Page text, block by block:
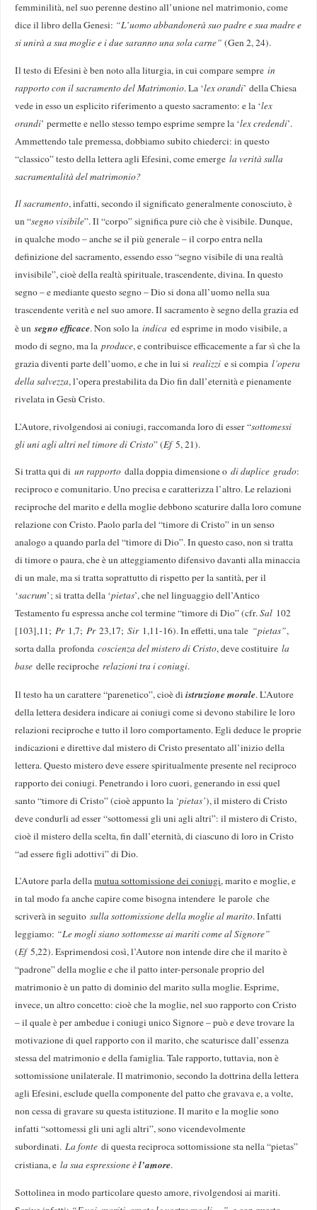
femminilità, nel suo perenne destino all’unione nel matrimonio, come
dice il libro della Genesi: “L’uomo abbandonerà suo padre e sua madre e
si unirà a sua moglie e i due saranno una sola carne” (Gen 2, 24).
Il testo di Efesini è ben noto alla liturgia, in cui compare semprein
rapporto con il sacramento del Matrimonio. La ‘lex orandi’ della Chiesa
vede in esso un esplicito riferimento a questo sacramento: e la ‘lex
orandi’ permette e nello stesso tempo esprime sempre la ‘lex credendi’.
Ammettendo tale premessa, dobbiamo subito chiederci: in questo
“classico” testo della lettera agli Efesini, come emergela verità sulla
sacramentalità del matrimonio?
Il sacramento, infatti, secondo il significato generalmente conosciuto, è
un “segno visibile”. Il “corpo” significa pure ciò che è visibile. Dunque,
in qualche modo – anche se il più generale – il corpo entra nella
definizione del sacramento, essendo esso “segno visibile di una realtà
invisibile”, cioè della realtà spirituale, trascendente, divina. In questo
segno – e mediante questo segno – Dio si dona all’uomo nella sua
trascendente verità e nel suo amore. Il sacramento è segno della grazia ed
è unsegno efficace. Non solo laindica ed esprime in modo visibile, a
modo di segno, ma laproduce, e contribuisce efficacemente a far sì che la
grazia diventi parte dell’uomo, e che in lui sirealizzi e si compial’opera
della salvezza, l’opera prestabilita da Dio fin dall’eternità e pienamente
rivelata in Gesù Cristo.
L’Autore, rivolgendosi ai coniugi, raccomanda loro di esser “sottomessi
gli uni agli altri nel timore di Cristo” (Ef5, 21).
Si tratta qui diun rapporto dalla doppia dimensione odi duplice grado:
reciproco e comunitario. Uno precisa e caratterizza l’altro. Le relazioni
reciproche del marito e della moglie debbono scaturire dalla loro comune
relazione con Cristo. Paolo parla del “timore di Cristo” in un senso
analogo a quando parla del “timore di Dio”. In questo caso, non si tratta
di timore o paura, che è un atteggiamento difensivo davanti alla minaccia
di un male, ma si tratta soprattutto di rispetto per la santità, per il
‘sacrum’; si tratta della ‘pietas’, che nel linguaggio dell’Antico
Testamento fu espressa anche col termine “timore di Dio” (cfr.Sal 102
[103],11;Pr1,7;Pr23,17;Sir1,11-16). In effetti, una tale “pietas”,
sorta dalla profondacoscienza del mistero di Cristo, deve costituirela
base delle reciprocherelazioni tra i coniugi.
Il testo ha un carattere “parenetico”, cioè diistruzione morale. L’Autore
della lettera desidera indicare ai coniugi come si devono stabilire le loro
relazioni reciproche e tutto il loro comportamento. Egli deduce le proprie
indicazioni e direttive dal mistero di Cristo presentato all’inizio della
lettera. Questo mistero deve essere spiritualmente presente nel reciproco
rapporto dei coniugi. Penetrando i loro cuori, generando in essi quel
santo “timore di Cristo” (cioè appunto la ‘pietas’), il mistero di Cristo
deve condurli ad esser “sottomessi gli uni agli altri”: il mistero di Cristo,
cioè il mistero della scelta, fin dall’eternità, di ciascuno di loro in Cristo
“ad essere figli adottivi” di Dio.
L’Autore parla dellamutua sottomissione dei coniugi, marito e moglie, e
in tal modo fa anche capire come bisogna intendere le parole che
scriverà in seguitosulla sottomissione della moglie al marito. Infatti
leggiamo: “Le mogli siano sottomesse ai mariti come al Signore”
(Ef5,22). Esprimendosi così, l’Autore non intende dire che il marito è
“padrone” della moglie e che il patto inter-personale proprio del
matrimonio è un patto di dominio del marito sulla moglie. Esprime,
invece, un altro concetto: cioè che la moglie, nel suo rapporto con Cristo
– il quale è per ambedue i coniugi unico Signore – può e deve trovare la
motivazione di quel rapporto con il marito, che scaturisce dall’essenza
stessa del matrimonio e della famiglia. Tale rapporto, tuttavia, non è
sottomissione unilaterale. Il matrimonio, secondo la dottrina della lettera
agli Efesini, esclude quella componente del patto che gravava e, a volte,
non cessa di gravare su questa istituzione. Il marito e la moglie sono
infatti “sottomessi gli uni agli altri”, sono vicendevolmente
subordinati.La fonte di questa reciproca sottomissione sta nella “pietas”
cristiana, ela sua espressione èl’amore.
Sottolinea in modo particolare questo amore, rivolgendosi ai mariti.